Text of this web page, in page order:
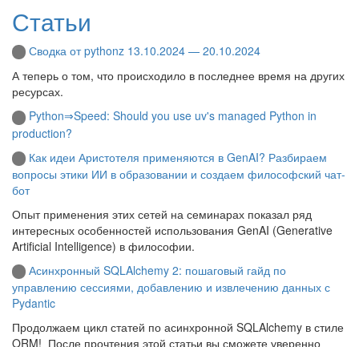
Статьи
Сводка от pythonz 13.10.2024 — 20.10.2024
А теперь о том, что происходило в последнее время на других
ресурсах.
Python⇒Speed: Should you use uv's managed Python in
production?
Как идеи Аристотеля применяются в GenAI? Разбираем
вопросы этики ИИ в образовании и создаем философский чат-
бот
Опыт применения этих сетей на семинарах показал ряд
интересных особенностей использования GenAI (Generative
Artificial Intelligence) в философии.
Асинхронный SQLAlchemy 2: пошаговый гайд по
управлению сессиями, добавлению и извлечению данных с
Pydantic
Продолжаем цикл статей по асинхронной SQLAlchemy в стиле
ORM! После прочтения этой статьи вы сможете уверенно